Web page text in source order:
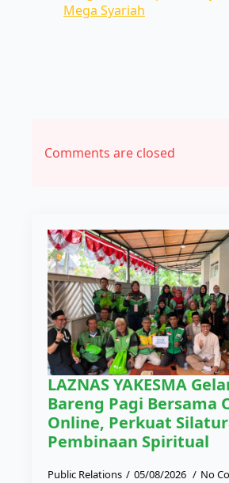
Mega Syariah
Comments are closed
LAZNAS YAKESMA
Bareng Pagi Bersama
Online, Perkuat
Pembinaan Spiritual
Public Relations 05/08/2026 No